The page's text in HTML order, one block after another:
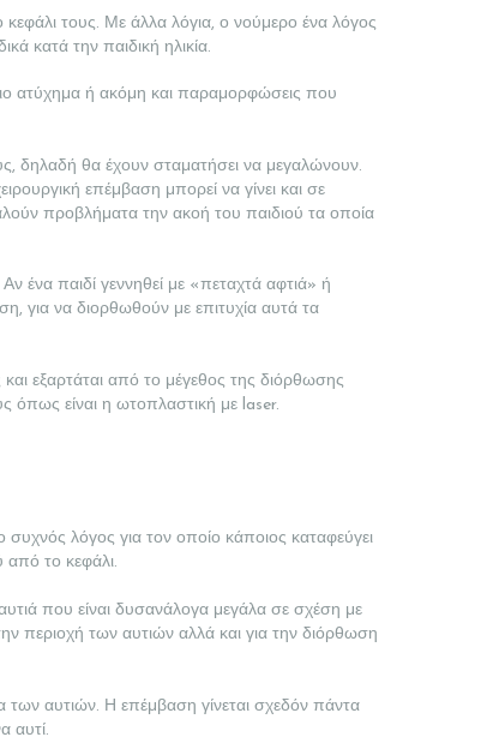
τους. Με άλλα λόγια, ο νούμερο ένα λόγος
κατά την παιδική ηλικία.
ατύχημα ή ακόμη και παραμορφώσεις που
δηλαδή θα έχουν σταματήσει να μεγαλώνουν.
επέμβαση μπορεί να γίνει και σε
προβλήματα την ακοή του παιδιού τα οποία
ένα παιδί γεννηθεί με «πεταχτά αφτιά» ή
για να διορθωθούν με επιτυχία αυτά τα
και εξαρτάται από το μέγεθος της διόρθωσης
όπως είναι η ωτοπλαστική με laser.
λόγος για τον οποίο κάποιος καταφεύγει
το κεφάλι.
που είναι δυσανάλογα μεγάλα σε σχέση με
περιοχή των αυτιών αλλά και για την διόρθωση
των αυτιών. Η επέμβαση γίνεται σχεδόν πάντα
αυτί.